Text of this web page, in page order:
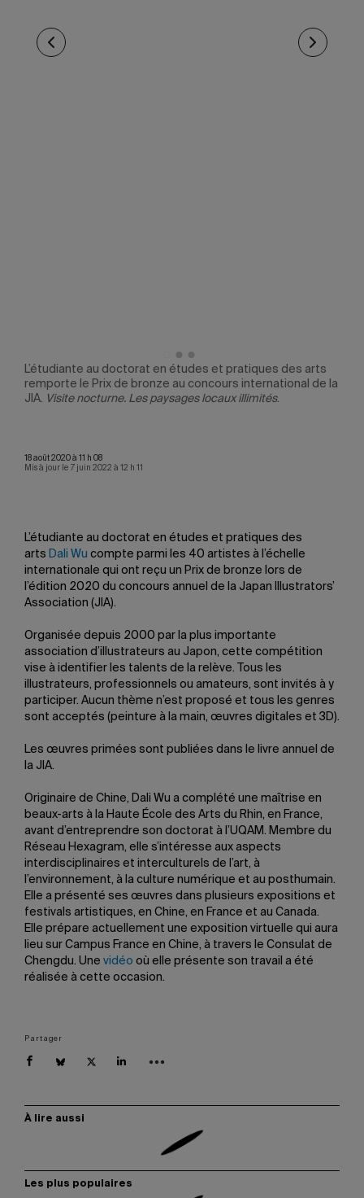
L’étudiante au doctorat en études et pratiques des arts
remporte le Prix de bronze au concours international de la
JIA.​
Visite nocturne. Les paysages locaux illimités.
18 août 2020 à 11 h 08
Mis à jour le 7 juin 2022 à 12 h 11
L’étudiante au doctorat en études et pratiques des
arts Dali Wu compte parmi les 40 artistes à l’échelle
internationale qui ont reçu un Prix de bronze lors de
l’édition 2020 du concours annuel de la Japan Illustrators’
Association (JIA).
Organisée depuis 2000 par la plus importante
association d’illustrateurs au Japon, cette compétition
vise à identifier les talents de la relève. Tous les
illustrateurs, professionnels ou amateurs, sont invités à y
participer. Aucun thème n’est proposé et tous les genres
sont acceptés (peinture à la main, œuvres digitales et 3D).
Les œuvres primées sont publiées dans le livre annuel de
la JIA.
Originaire de Chine, Dali Wu a complété une maîtrise en
beaux-arts à la Haute École des Arts du Rhin, en France,
avant d’entreprendre son doctorat à l’UQAM. Membre du
Réseau Hexagram, elle s’intéresse aux aspects
interdisciplinaires et interculturels de l’art, à
l’environnement, à la culture numérique et au posthumain.
Elle a présenté ses œuvres dans plusieurs expositions et
festivals artistiques, en Chine, en France et au Canada.
Elle prépare actuellement une exposition virtuelle qui aura
lieu sur Campus France en Chine, à travers le Consulat de
Chengdu. Une vidéo où elle présente son travail a été
réalisée à cette occasion.
Partager
À lire aussi
Les plus populaires